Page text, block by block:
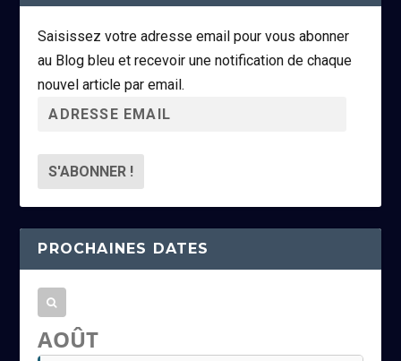
Saisissez votre adresse email pour vous abonner
au Blog bleu et recevoir une notification de chaque
nouvel article par email.
r
s
s
e
m
i
PROCHAINES DATES
AOÛT